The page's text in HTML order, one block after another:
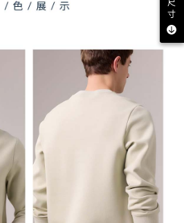
尺
寸